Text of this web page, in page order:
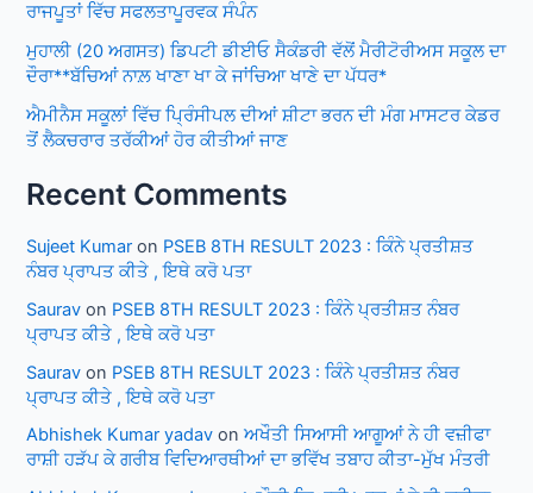
ਰਾਜਪੂਤਾਂ ਵਿੱਚ ਸਫਲਤਾਪੂਰਵਕ ਸੰਪੰਨ
ਮੁਹਾਲੀ (20 ਅਗਸਤ) ਡਿਪਟੀ ਡੀਈਓ ਸੈਕੰਡਰੀ ਵੱਲੋਂ ਮੈਰੀਟੋਰੀਅਸ ਸਕੂਲ ਦਾ
ਦੌਰਾ**ਬੱਚਿਆਂ ਨਾਲ਼ ਖਾਣਾ ਖਾ ਕੇ ਜਾਂਚਿਆ ਖਾਣੇ ਦਾ ਪੱਧਰ*
ਐਮੀਨੈਸ ਸਕੂਲਾਂ ਵਿੱਚ ਪ੍ਰਿੰਸੀਪਲ ਦੀਆਂ ਸ਼ੀਟਾ ਭਰਨ ਦੀ ਮੰਗ ਮਾਸਟਰ ਕੇਡਰ
ਤੋਂ ਲੈਕਚਰਾਰ ਤਰੱਕੀਆਂ ਹੋਰ ਕੀਤੀਆਂ ਜਾਣ
Recent Comments
Sujeet Kumar on PSEB 8TH RESULT 2023 : ਕਿੰਨੇ ਪ੍ਰਤੀਸ਼ਤ
ਨੰਬਰ ਪ੍ਰਾਪਤ ਕੀਤੇ , ਇਥੇ ਕਰੋ ਪਤਾ
Saurav on PSEB 8TH RESULT 2023 : ਕਿੰਨੇ ਪ੍ਰਤੀਸ਼ਤ ਨੰਬਰ
ਪ੍ਰਾਪਤ ਕੀਤੇ , ਇਥੇ ਕਰੋ ਪਤਾ
Saurav on PSEB 8TH RESULT 2023 : ਕਿੰਨੇ ਪ੍ਰਤੀਸ਼ਤ ਨੰਬਰ
ਪ੍ਰਾਪਤ ਕੀਤੇ , ਇਥੇ ਕਰੋ ਪਤਾ
Abhishek Kumar yadav onਅਖੌਤੀ ਸਿਆਸੀ ਆਗੂਆਂ ਨੇ ਹੀ ਵਜ਼ੀਫਾ
ਰਾਸ਼ੀ ਹੜੱਪ ਕੇ ਗਰੀਬ ਵਿਦਿਆਰਥੀਆਂ ਦਾ ਭਵਿੱਖ ਤਬਾਹ ਕੀਤਾ-ਮੁੱਖ ਮੰਤਰੀ